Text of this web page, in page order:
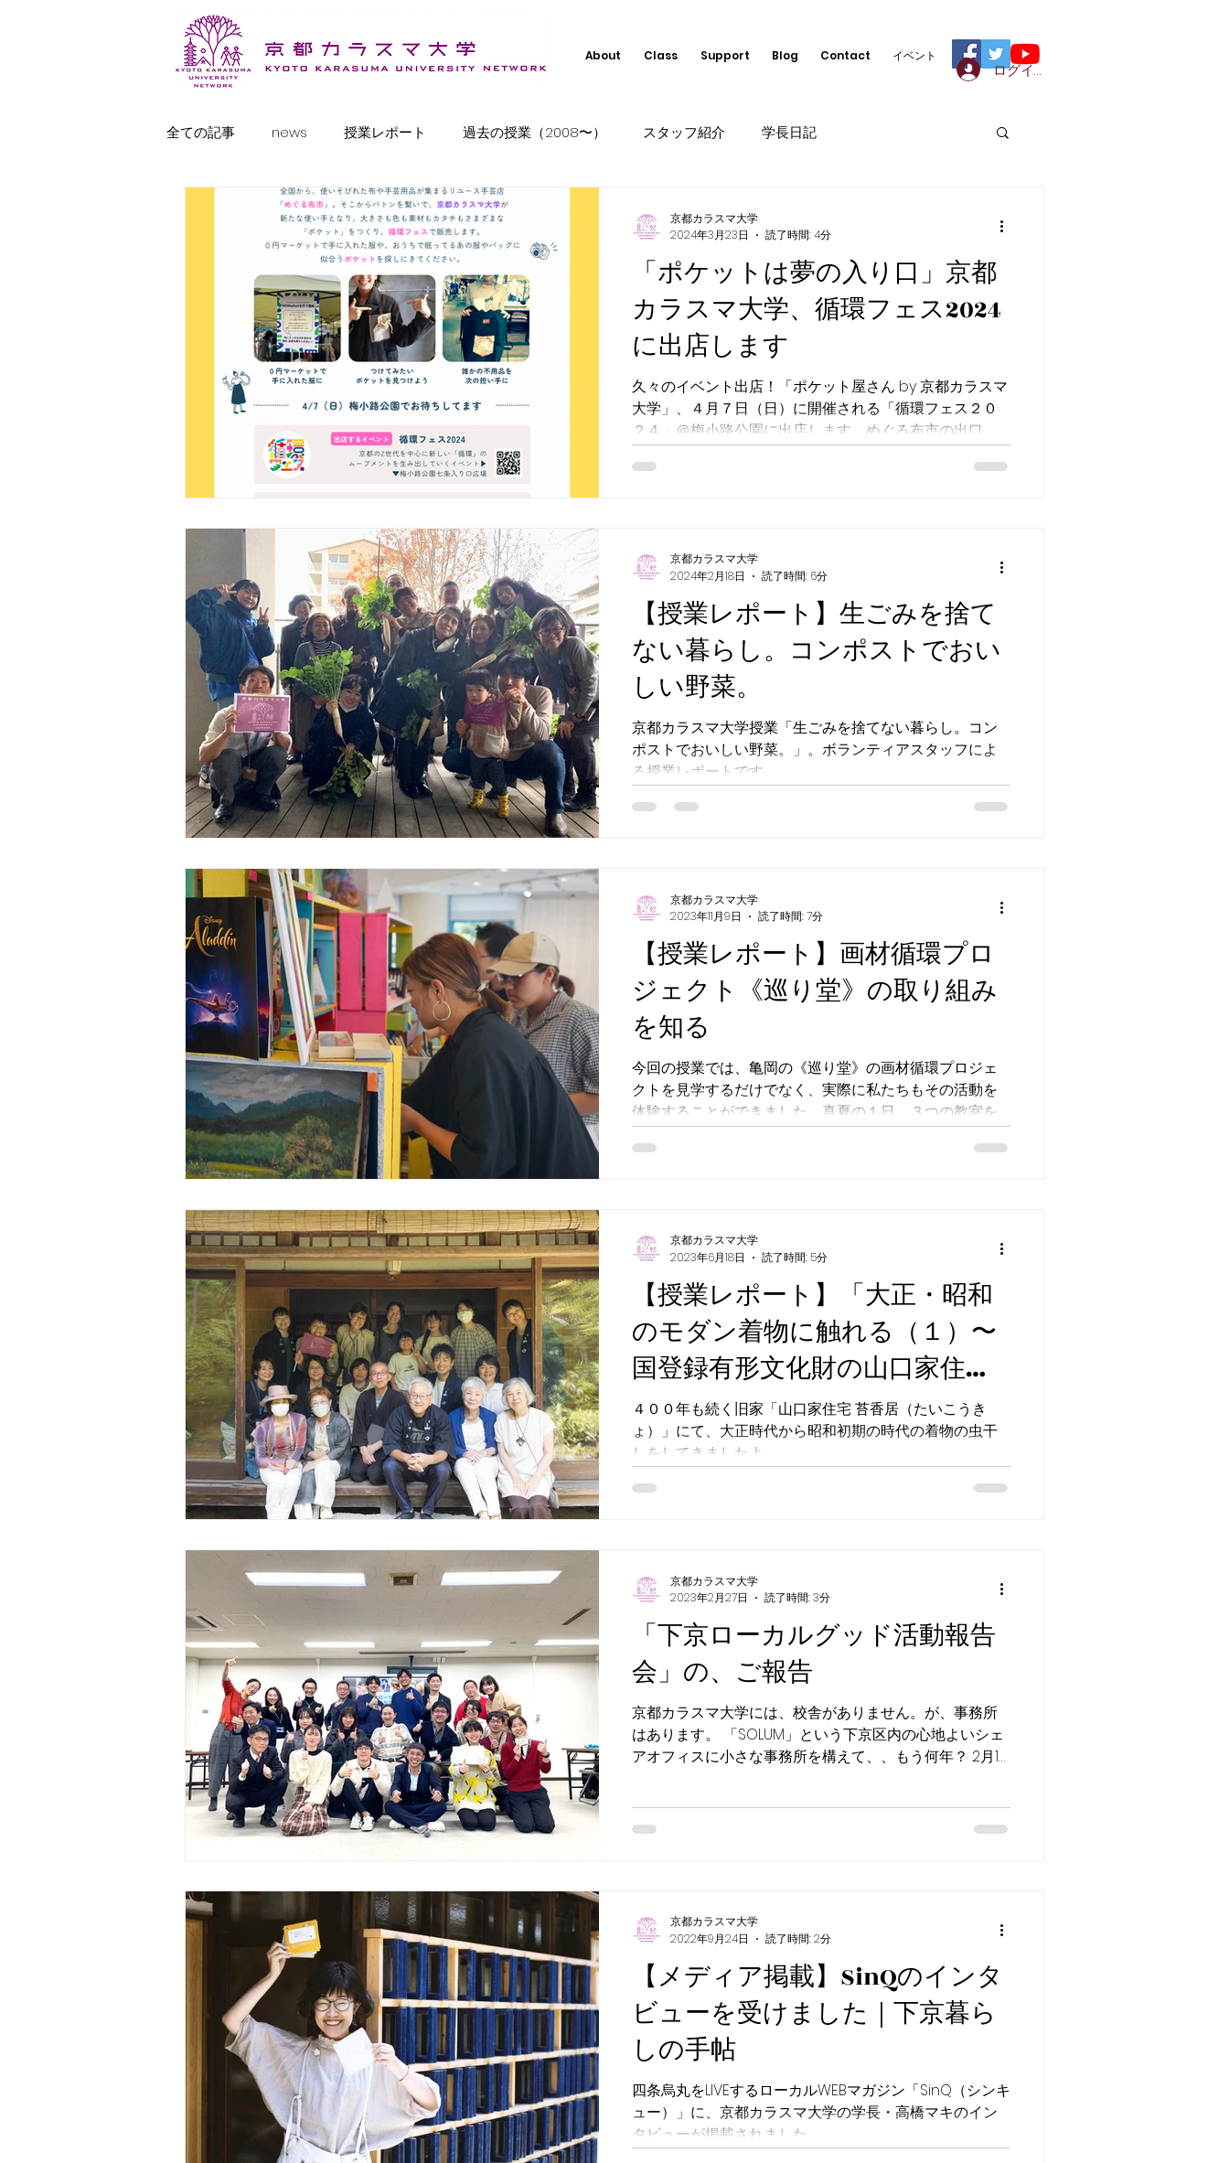
About Class Support Blog Contact イベント
ログイン
全ての記事 news 授業レポート 過去の授業（2008〜） スタッフ紹介 学長日記
東京ひとり分校便り
「ポケットは夢の入り口」京都
カラスマ大学、循環フェス2024
に出店します
久々のイベント出店！「ポケット屋さん by 京都カラスマ
大学」、４月７日（日）に開催される「循環フェス２０
２４」＠梅小路公園に出店します。めぐる布市の出口
は、夢の入り口。大きさも色も素材もカタチもさまざま
な、手づくりの「ポケット」たちを、みなさんにお届け
京都カラスマ大学
2024年3月23日
読了時間: 4分
【授業レポート】生ごみを捨て
ない暮らし。コンポストでおい
しい野菜。
京都カラスマ大学授業「生ごみを捨てない暮らし。コン
ポストでおいしい野菜。」。ボランティアスタッフによ
る授業レポートです
京都カラスマ大学
2024年2月18日
読了時間: 6分
【授業レポート】画材循環プロ
ジェクト《巡り堂》の取り組み
を知る
今回の授業では、亀岡の《巡り堂》の画材循環プロジェ
クトを見学するだけでなく、実際に私たちもその活動を
体験することができました。真夏の１日、３つの教室を
転々とする移動教室でした。
京都カラスマ大学
2023年11月9日
読了時間: 7分
【授業レポート】「大正・昭和
のモダン着物に触れる（１）〜
国登録有形文化財の山口家住宅
で虫干し体験」
４００年も続く旧家「山口家住宅 苔香居（たいこうき
ょ）」にて、大正時代から昭和初期の時代の着物の虫干
しをしてきましたよ。
京都カラスマ大学
2023年6月18日
読了時間: 5分
「下京ローカルグッド活動報告
会」の、ご報告
京都カラスマ大学には、校舎がありません。が、事務所
はあります。 「SOLUM」という下京区内の心地よいシェ
アオフィスに小さな事務所を構えて、、もう何年？ 2月19
京都カラスマ大学
2023年2月27日
読了時間: 3分
【メディア掲載】SinQのインタ
ビューを受けました｜下京暮ら
しの手帖
四条烏丸をLIVEするローカルWEBマガジン「SinQ（シンキ
ュー）」に、京都カラスマ大学の学長・高橋マキのイン
タビューが掲載されました。
京都カラスマ大学
2022年9月24日
読了時間: 2分